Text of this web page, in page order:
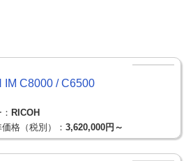
IM C8000 / C6500
RICOH
格（税別）： 3,620,000円～